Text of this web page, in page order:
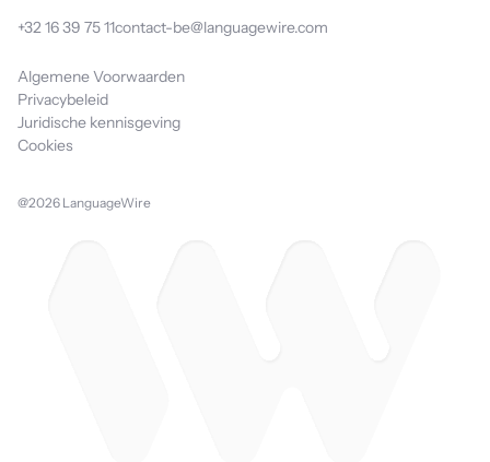
+32 16 39 75 11contact-be@languagewire.com
Algemene Voorwaarden
Privacybeleid
Juridische kennisgeving
Cookies
@2026 LanguageWire